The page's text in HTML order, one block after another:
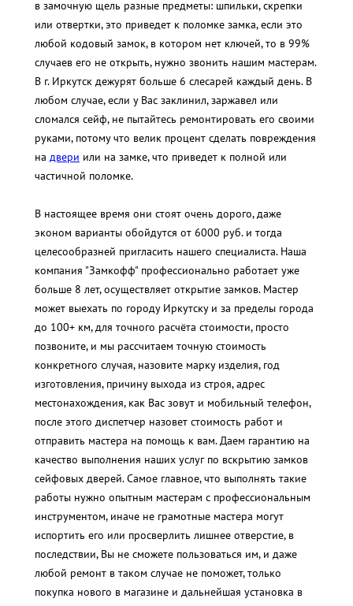
в замочную щель разные предметы: шпильки, скрепки
или отвертки, это приведет к поломке замка, если это
любой кодовый замок, в котором нет ключей, то в 99%
случаев его не открыть, нужно звонить нашим мастерам.
В г. Иркутск дежурят больше 6 слесарей каждый день. В
любом случае, если у Вас заклинил, заржавел или
сломался сейф, не пытайтесь ремонтировать его своими
руками, потому что велик процент сделать повреждения
на двери или на замке, что приведет к полной или
частичной поломке.
В настоящее время они стоят очень дорого, даже
эконом варианты обойдутся от 6000 руб. и тогда
целесообразней пригласить нашего специалиста. Наша
компания "Замкофф" профессионально работает уже
больше 8 лет, осуществляет открытие замков. Мастер
может выехать по городу Иркутску и за пределы города
до 100+ км, для точного расчёта стоимости, просто
позвоните, и мы рассчитаем точную стоимость
конкретного случая, назовите марку изделия, год
изготовления, причину выхода из строя, адрес
местонахождения, как Вас зовут и мобильный телефон,
после этого диспетчер назовет стоимость работ и
отправить мастера на помощь к вам. Даем гарантию на
качество выполнения наших услуг по вскрытию замков
сейфовых дверей. Самое главное, что выполнять такие
работы нужно опытным мастерам с профессиональным
инструментом, иначе не грамотные мастера могут
испортить его или просверлить лишнее отверстие, в
последствии, Вы не сможете пользоваться им, и даже
любой ремонт в таком случае не поможет, только
покупка нового в магазине и дальнейшая установка в